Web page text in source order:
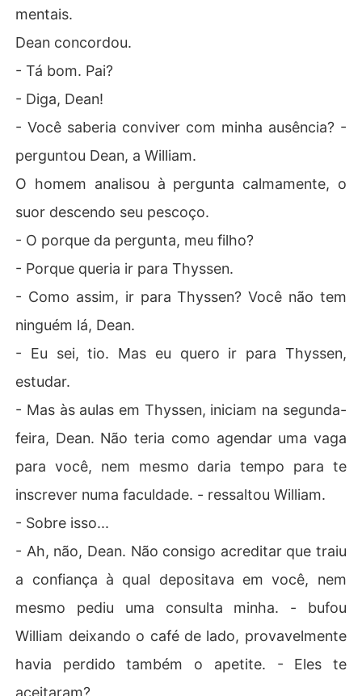
mentais.
Dean concordou.
- Tá bom. Pai?
- Diga, Dean!
- Você saberia conviver com minha ausência? -
perguntou Dean, a William.
O homem analisou à pergunta calmamente, o
suor descendo seu pescoço.
- O porque da pergunta, meu filho?
- Porque queria ir para Thyssen.
- Como assim, ir para Thyssen? Você não tem
ninguém lá, Dean.
- Eu sei, tio. Mas eu quero ir para Thyssen,
estudar.
- Mas às aulas em Thyssen, iniciam na segunda-
feira, Dean. Não teria como agendar uma vaga
para você, nem mesmo daria tempo para te
inscrever numa faculdade. - ressaltou William.
- Sobre isso...
- Ah, não, Dean. Não consigo acreditar que traiu
a confiança à qual depositava em você, nem
mesmo pediu uma consulta minha. - bufou
William deixando o café de lado, provavelmente
havia perdido também o apetite. - Eles te
aceitaram?